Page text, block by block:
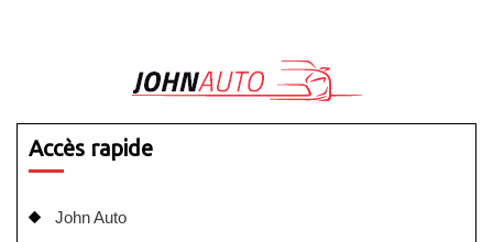
Accès rapide
John Auto